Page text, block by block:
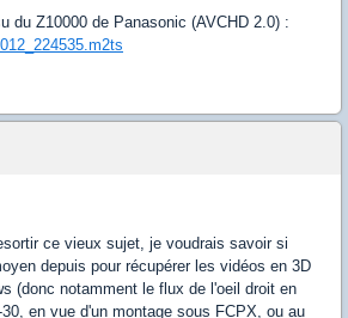
du Z10000 de Panasonic (AVCHD 2.0) :
ce vieux sujet, je voudrais savoir si
depuis pour récupérer les vidéos en 3D
(donc notamment le flux de l'oeil droit en
en vue d'un montage sous FCPX, ou au